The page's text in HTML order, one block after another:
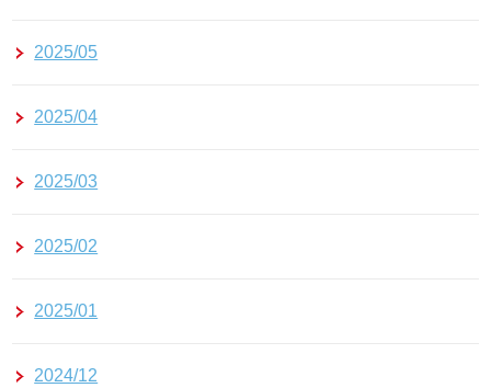
2025/05
2025/04
2025/03
2025/02
2025/01
2024/12